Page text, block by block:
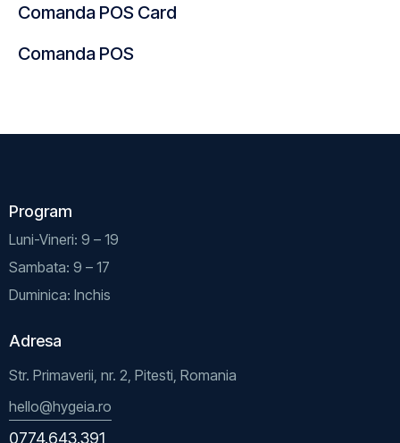
Comanda POS Card
Comanda POS
Program
Luni-Vineri: 9 – 19
Sambata: 9 – 17
Duminica: Inchis
Adresa
Str. Primaverii, nr. 2, Pitesti, Romania
hello@hygeia.ro
0774.643.391